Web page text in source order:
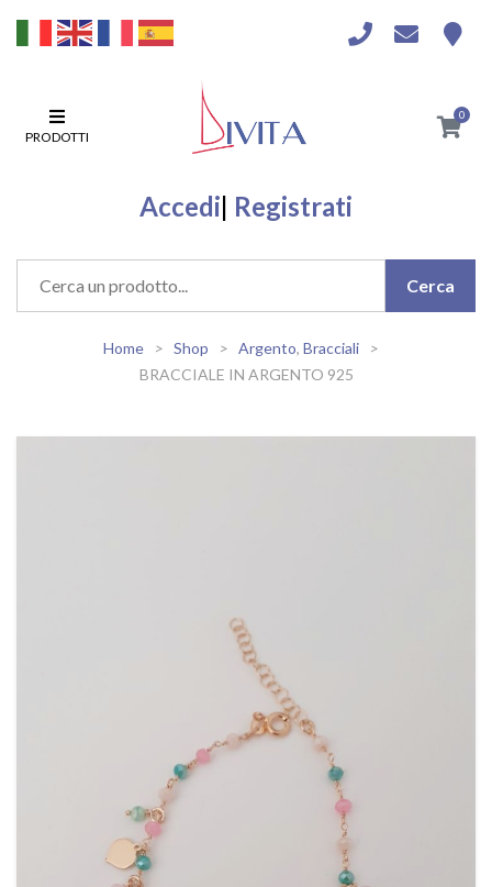
PRODOTTI
0
Accedi| Registrati
Home Shop Argento, Bracciali
BRACCIALE IN ARGENTO 925